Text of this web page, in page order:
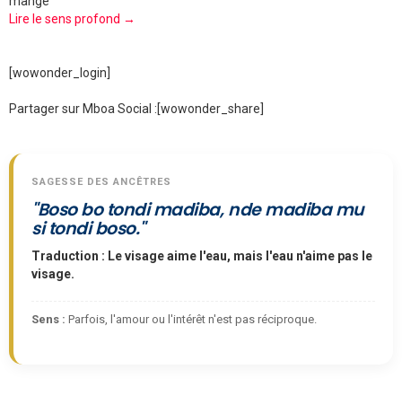
Lire le sens profond →
[wowonder_login]
Partager sur Mboa Social :[wowonder_share]
SAGESSE DES ANCÊTRES
"Boso bo tondi madiba, nde madiba mu
si tondi boso."
Traduction : Le visage aime l'eau, mais l'eau n'aime pas le
visage.
Sens : Parfois, l'amour ou l'intérêt n'est pas réciproque.